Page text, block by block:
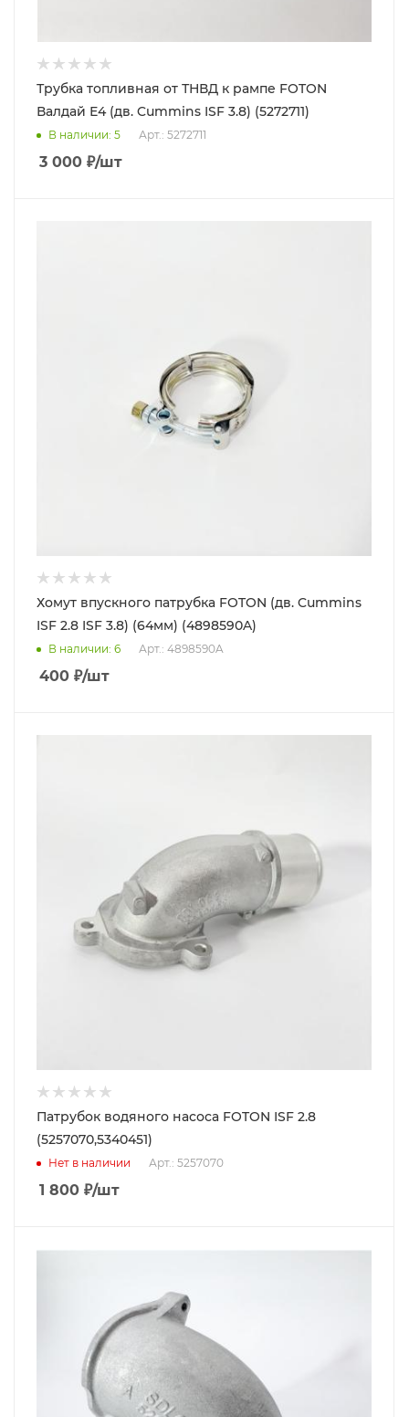
Трубка топливная от ТНВД к рампе FOTON
Валдай Е4 (дв. Cummins ISF 3.8) (5272711)
В наличии: 5 Арт.: 5272711
3 000 ₽/шт
Хомут впускного патрубка FOTON (дв. Cummins
ISF 2.8 ISF 3.8) (64мм) (4898590A)
В наличии: 6 Арт.: 4898590A
400 ₽/шт
Патрубок водяного насоса FOTON ISF 2.8
(5257070,5340451)
Нет в наличии Арт.: 5257070
1 800 ₽/шт